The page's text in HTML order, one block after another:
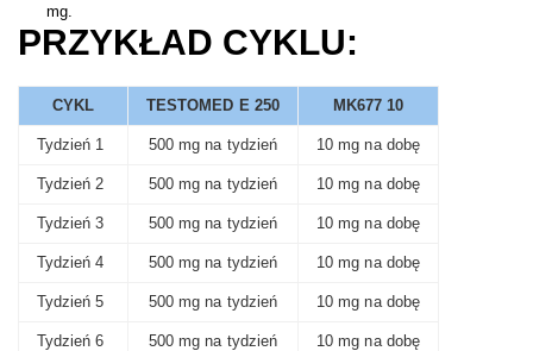
mg.
PRZYKŁAD CYKLU:
CYKL TESTOMED E 250 MK677 10
Tydzień 1 500 mg na tydzień 10 mg na dobę
Tydzień 2 500 mg na tydzień 10 mg na dobę
Tydzień 3 500 mg na tydzień 10 mg na dobę
Tydzień 4 500 mg na tydzień 10 mg na dobę
Tydzień 5 500 mg na tydzień 10 mg na dobę
Tydzień 6 500 mg na tydzień 10 mg na dobę